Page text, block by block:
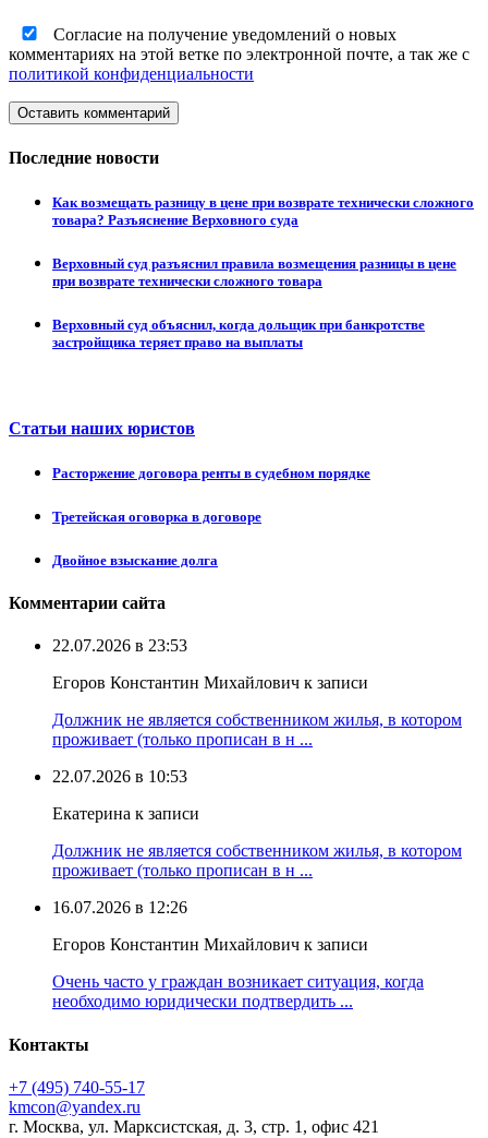
Согласие на получение уведомлений о новых
комментариях на этой ветке по электронной почте, а так же с
политикой конфиденциальности
Оставить комментарий
Последние новости
Как возмещать разницу в цене при возврате технически сложного
товара? Разъяснение Верховного суда
Верховный суд разъяснил правила возмещения разницы в цене
при возврате технически сложного товара
Верховный суд объяснил, когда дольщик при банкротстве
застройщика теряет право на выплаты
Статьи наших юристов
Расторжение договора ренты в судебном порядке
Третейская оговорка в договоре
Двойное взыскание долга
Комментарии сайта
22.07.2026 в 23:53
Егоров Константин Михайлович к записи
Должник не является собственником жилья, в котором
проживает (только прописан в н ...
22.07.2026 в 10:53
Екатерина к записи
Должник не является собственником жилья, в котором
проживает (только прописан в н ...
16.07.2026 в 12:26
Егоров Константин Михайлович к записи
Очень часто у граждан возникает ситуация, когда
необходимо юридически подтвердить ...
Контакты
+7 (495) 740‑55‑17
kmcon@yandex.ru
г. Москва, ул. Марксистская, д. 3, стр. 1, офис 421